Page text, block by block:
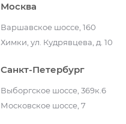
Москва
Варшавское шоссе, 160
Химки, ул. Кудрявцева, д. 10
Санкт-Петербург
Выборгское шоссе, 369к.6
Московское шоссе, 7